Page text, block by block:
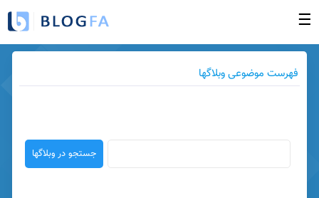
☰
ورود به بخش مدیریت
وبلاگهای بروز شده
فهرست وبلاگها
فهرست موضوعی وبلاگها